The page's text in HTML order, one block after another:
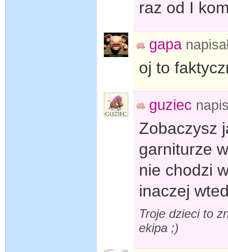
raz od I
gapa
oj to
guziec
Zobaczysz
garniturze
nie chodzi
inaczej
Troje dzieci to
ekipa ;)